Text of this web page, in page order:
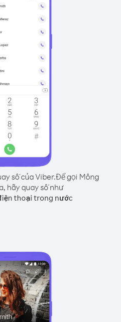
số của Viber.Để gọi Mông
hãy quay số như
thoại trong nước